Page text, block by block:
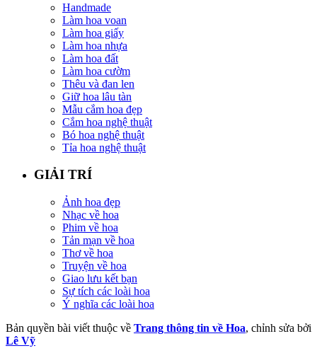
Handmade
Làm hoa voan
Làm hoa giấy
Làm hoa nhựa
Làm hoa đất
Làm hoa cườm
Thêu và đan len
Giữ hoa lâu tàn
Mẫu cắm hoa đẹp
Cắm hoa nghệ thuật
Bó hoa nghệ thuật
Tỉa hoa nghệ thuật
GIẢI TRÍ
Ảnh hoa đẹp
Nhạc về hoa
Phim về hoa
Tản mạn về hoa
Thơ về hoa
Truyện về hoa
Giao lưu kết bạn
Sự tích các loài hoa
Ý nghĩa các loài hoa
Bản quyền bài viết thuộc về Trang thông tin về Hoa, chỉnh sửa bởi
Lê Vỹ